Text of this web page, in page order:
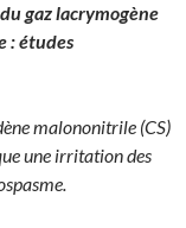
gaz lacrymogène
: études
malononitrile (CS)
une irritation des